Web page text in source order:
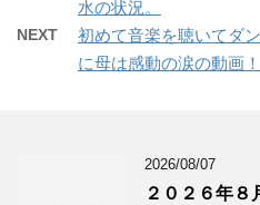
水の状況。
NEXT
初めて音楽を聴いてダ
に母は感動の涙の動画！
2026/08/07
２０２６年８